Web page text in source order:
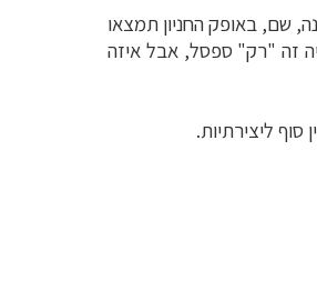
שם, באופק החניון תמצאו
זה "רק" ספסל, אבל איזה
ליצירתיות.